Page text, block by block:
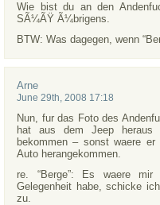
Wie bist du an den
SÃ¼ÃŸ Ã¼brigens.
BTW: Was dagegen, wenn
Arne
June 29th, 2008 17:18
Nun, fur das Foto des
hat aus dem Jeep heraus
bekommen – sonst waere
Auto herangekommen.
re. “Berge”: Es waere
Gelegenheit habe, schicke
zu.